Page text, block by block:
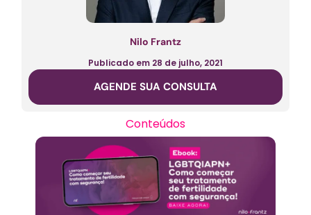
Nilo Frantz
Publicado em 28 de julho, 2021
AGENDE SUA CONSULTA
Conteúdos